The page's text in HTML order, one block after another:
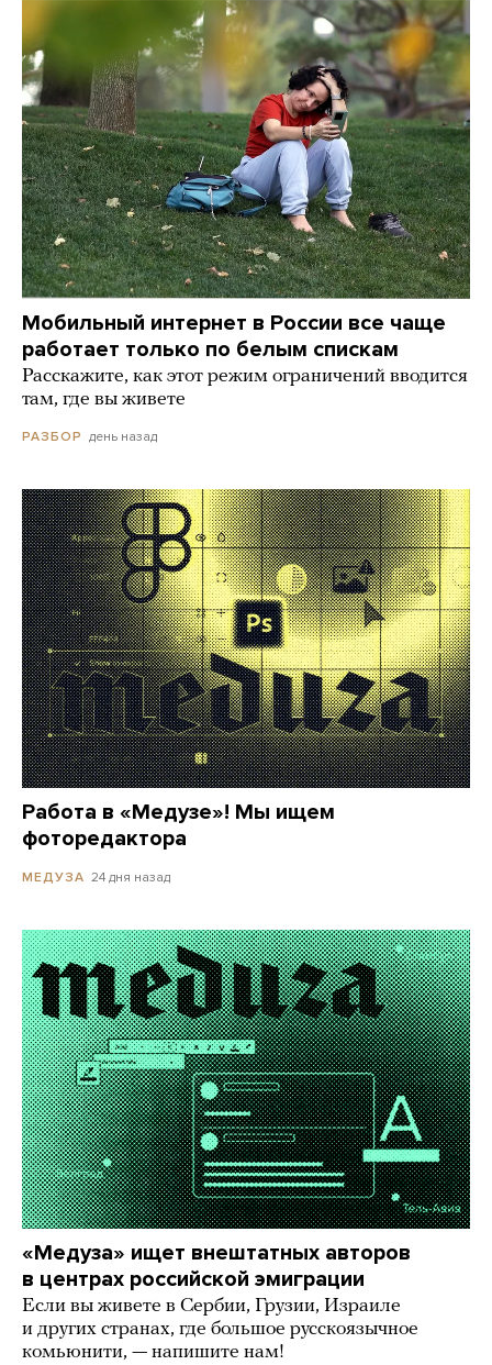
Мобильный интернет в России все чаще
работает только по белым спискам
Расскажите, как этот режим ограничений вводится
там, где вы живете
РАЗБОР день назад
Работа в «Медузе»! Мы ищем
фоторедактора
МЕДУЗА 24 дня назад
«Медуза» ищет внештатных авторов
в центрах российской эмиграции
Если вы живете в Сербии, Грузии, Израиле
и других странах, где большое русскоязычное
комьюнити, — напишите нам!